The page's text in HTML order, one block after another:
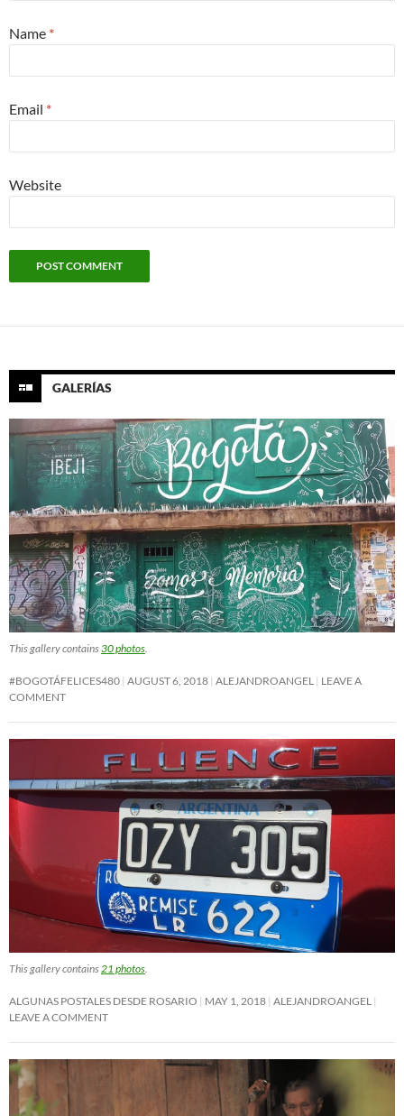
Name *
Email *
Website
GALERÍAS
This gallery contains30 photos
#BOGOTÁFELICES480 AUGUST 6, 2018 ALEJANDROANGEL
LEAVE A
COMMENT
This gallery contains 21 photos
ALGUNAS POSTALES DESDE ROSARIO MAY 1, 2018 ALEJANDROANGEL
LEAVE A COMMENT